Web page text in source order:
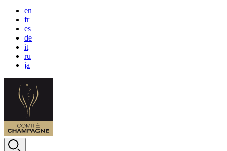
en
fr
es
de
it
ru
ja